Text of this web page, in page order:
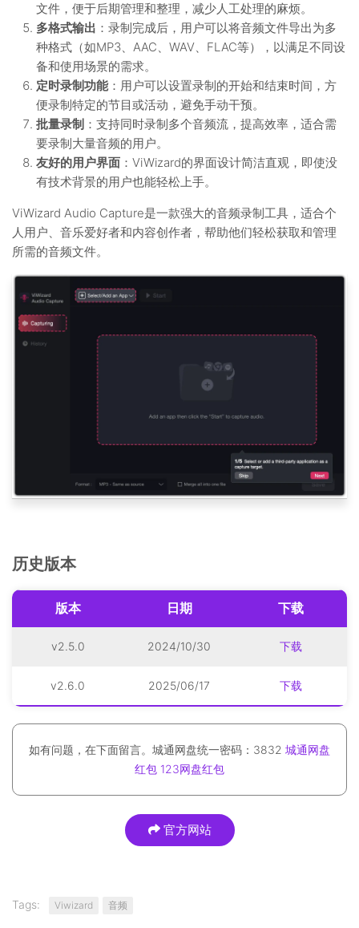
文件，便于后期管理和整理，减少人工处理的麻烦。
多格式输出 ：录制完成后，用户可以将音频文件导出为多
种格式（如MP3、AAC、WAV、FLAC等），以满足不同设
备和使用场景的需求。
定时录制功能：用户可以设置录制的开始和结束时间，方
便录制特定的节目或活动，避免手动干预。
批量录制 ：支持同时录制多个音频流，提高效率，适合需
要录制大量音频的用户。
友好的用户界面 ：ViWizard的界面设计简洁直观，即使没
有技术背景的用户也能轻松上手。
ViWizard Audio Capture是一款强大的音频录制工具，适合个
人用户、音乐爱好者和内容创作者，帮助他们轻松获取和管理
所需的音频文件。
历史版本
版本 日期 下载
v2.5.0 2024/10/30 下载
v2.6.0 2025/06/17 下载
如有问题，在下面留言。城通网盘统一密码：3832 城通网盘
红包 123网盘红包
官方网站
Tags: Viwizard 音频